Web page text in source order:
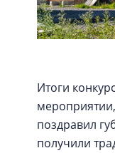
Итоги
поздравил
получили